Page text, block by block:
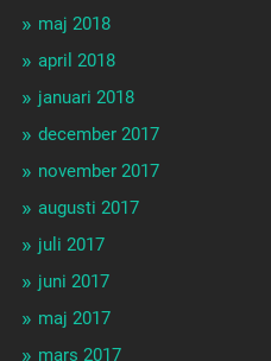
maj 2018
april 2018
januari 2018
december 2017
november 2017
augusti 2017
juli 2017
juni 2017
maj 2017
mars 2017